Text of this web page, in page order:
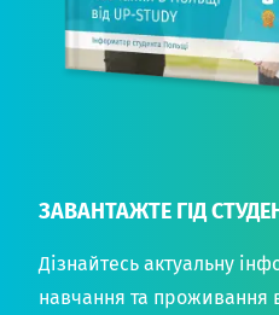
ЗАВАНТАЖТЕ ГІД
Дізнайтесь актуальну
навчання та проживання